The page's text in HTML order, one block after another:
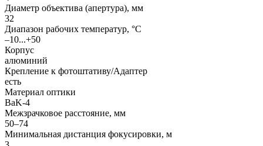
Диаметр объектива (апертура), мм
32
Диапазон рабочих температур, °С
–10...+50
Корпус
алюминий
Крепление к фотоштативу/Адаптер
есть
Материал оптики
BaK-4
Межзрачковое расстояние, мм
50–74
Минимальная дистанция фокусировки, м